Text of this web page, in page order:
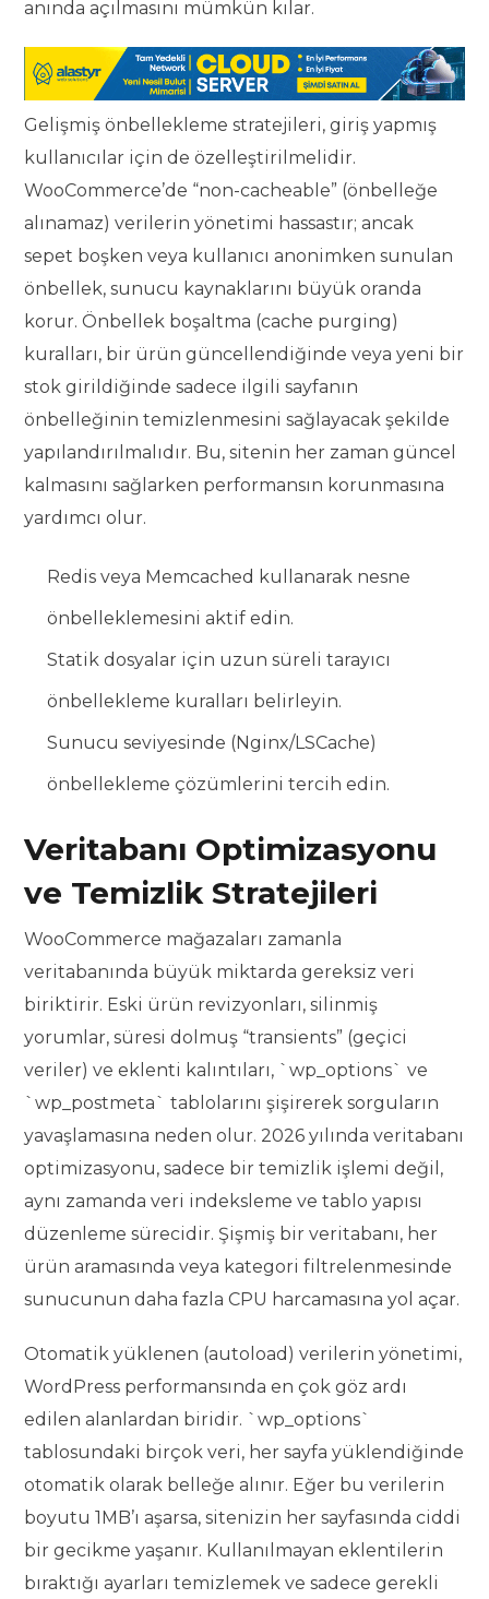
anında açılmasını mümkün kılar.
Gelişmiş önbellekleme stratejileri, giriş yapmış
kullanıcılar için de özelleştirilmelidir.
WooCommerce’de “non-cacheable” (önbelleğe
alınamaz) verilerin yönetimi hassastır; ancak
sepet boşken veya kullanıcı anonimken sunulan
önbellek, sunucu kaynaklarını büyük oranda
korur. Önbellek boşaltma (cache purging)
kuralları, bir ürün güncellendiğinde veya yeni bir
stok girildiğinde sadece ilgili sayfanın
önbelleğinin temizlenmesini sağlayacak şekilde
yapılandırılmalıdır. Bu, sitenin her zaman güncel
kalmasını sağlarken performansın korunmasına
yardımcı olur.
Redis veya Memcached kullanarak nesne
önbelleklemesini aktif edin.
Statik dosyalar için uzun süreli tarayıcı
önbellekleme kuralları belirleyin.
Sunucu seviyesinde (Nginx/LSCache)
önbellekleme çözümlerini tercih edin.
Veritabanı Optimizasyonu
ve Temizlik Stratejileri
WooCommerce mağazaları zamanla
veritabanında büyük miktarda gereksiz veri
biriktirir. Eski ürün revizyonları, silinmiş
yorumlar, süresi dolmuş “transients” (geçici
veriler) ve eklenti kalıntıları, `wp_options` ve
`wp_postmeta` tablolarını şişirerek sorguların
yavaşlamasına neden olur. 2026 yılında veritabanı
optimizasyonu, sadece bir temizlik işlemi değil,
aynı zamanda veri indeksleme ve tablo yapısı
düzenleme sürecidir. Şişmiş bir veritabanı, her
ürün aramasında veya kategori filtrelenmesinde
sunucunun daha fazla CPU harcamasına yol açar.
Otomatik yüklenen (autoload) verilerin yönetimi,
WordPress performansında en çok göz ardı
edilen alanlardan biridir. `wp_options`
tablosundaki birçok veri, her sayfa yüklendiğinde
otomatik olarak belleğe alınır. Eğer bu verilerin
boyutu 1MB’ı aşarsa, sitenizin her sayfasında ciddi
bir gecikme yaşanır. Kullanılmayan eklentilerin
bıraktığı ayarları temizlemek ve sadece gerekli